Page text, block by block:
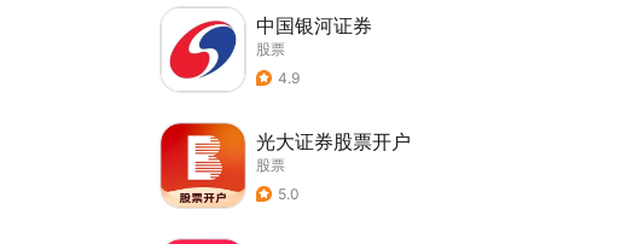
中国银河证券
股票
4.9
光大证券股票开户
股票
5.0